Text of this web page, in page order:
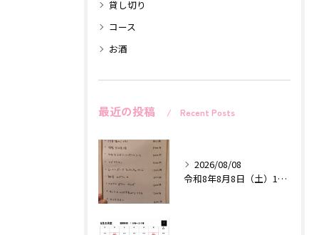
貸し切り
コース
お酒
最近の投稿 Recent Posts
2026/08/08
令和8年8月8日（土）18時〜24時